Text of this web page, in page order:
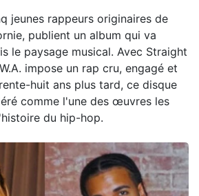
jeunes rappeurs originaires de
publient un album qui va
le paysage musical. Avec Straight
impose un rap cru, engagé et
huit ans plus tard, ce disque
comme l'une des œuvres les
du hip-hop.